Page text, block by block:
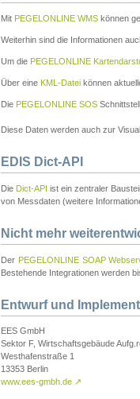
Mit PEGELONLINE WMS können
Weiterhin sind die Informationen
Um die PEGELONLINE
Über eine KML-Datei können
Die PEGELONLINE SOS
Diese Daten werden auch zur
EDIS Dict-API
Die Dict-API ist ein zentraler
von Messdaten (weitere
Nicht mehr
Der PEGELONLINE SOAP
Bestehende Integrationen werden
Entwurf und
EES GmbH
Sektor F, Wirtschaftsgebäude
Westhafenstraße 1
13353 Berlin
www.ees-gmbh.de ↗